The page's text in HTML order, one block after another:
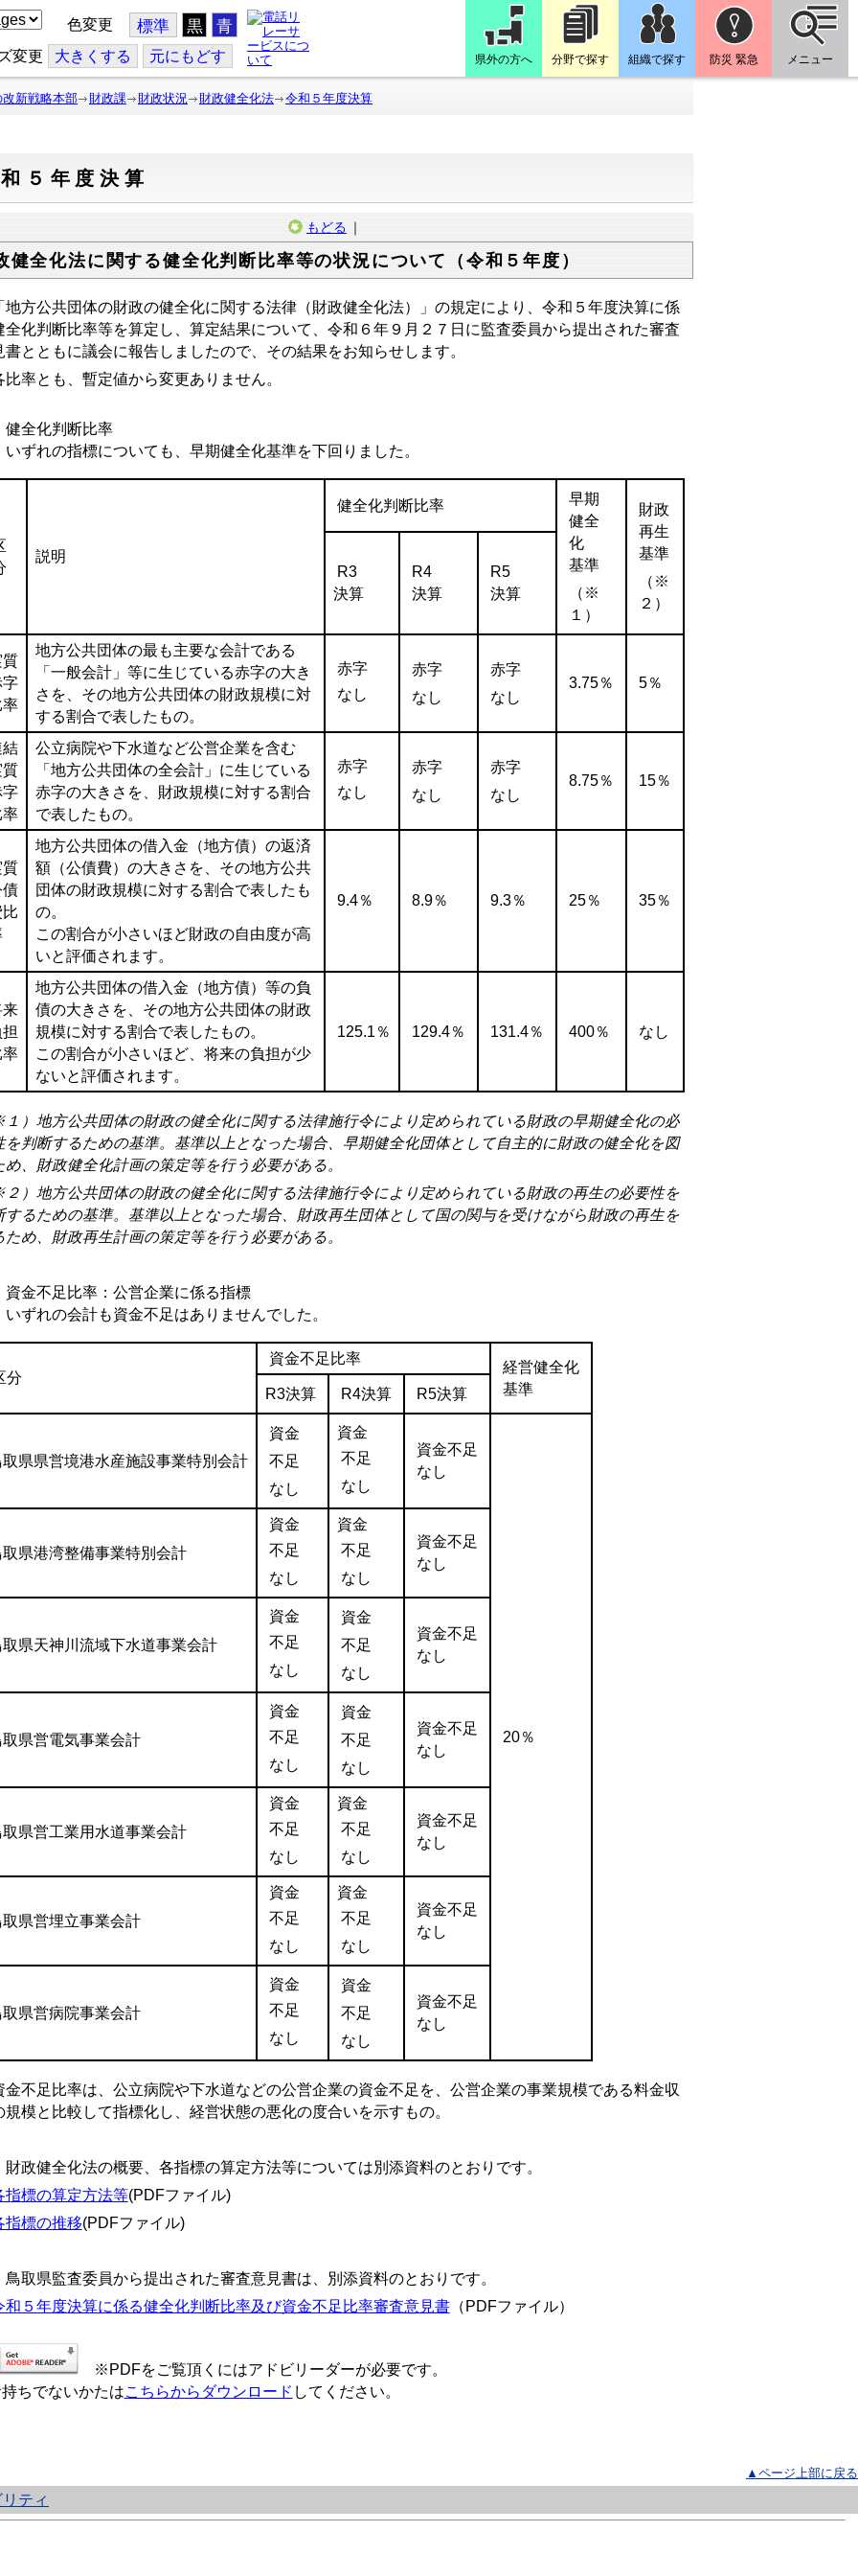
色変更 標準 黒 青
変更 大きくする 元にもどす 県外の方へ 分野で探す 組織で探す 防災 緊急 メニュー
改新戦略本部 財政課 財政状況 財政健全化法 令和５年度決算
５年度決算
もどる ｜
健全化法に関する健全化判断比率等の状況について（令和５年度）
方公共団体の財政の健全化に関する法律（財政健全化法）」の規定により、令和５年度決算に係
全化判断比率等を算定し、算定結果について、令和６年９月２７日に監査委員から提出された審査
書とともに議会に報告しましたので、その結果をお知らせします。
率とも、暫定値から変更ありません。
全化判断比率
れの指標についても、早期健全化基準を下回りました。
説明
健全化判断比率
早期
健全
化
基準
（※
１）
財政
再生
基準
（※
２）
R3
決算
R4
決算
R5
決算
質
字
率
地方公共団体の最も主要な会計である
「一般会計」等に生じている赤字の大き
さを、その地方公共団体の財政規模に対
する割合で表したもの。
赤字
なし
赤字
なし
赤字
なし
3.75％ 5％
結
質
字
率
公立病院や下水道など公営企業を含む
「地方公共団体の全会計」に生じている
赤字の大きさを、財政規模に対する割合
で表したもの。
赤字
なし
赤字
なし
赤字
なし
8.75％ 15％
質
債
地方公共団体の借入金（地方債）の返済
額（公債費）の大きさを、その地方公共
団体の財政規模に対する割合で表したも
の。
この割合が小さいほど財政の自由度が高
いと評価されます。
9.4％ 8.9％ 9.3％ 25％ 35％
来
率
地方公共団体の借入金（地方債）等の負
債の大きさを、その地方公共団体の財政
規模に対する割合で表したもの。
この割合が小さいほど、将来の負担が少
ないと評価されます。
125.1％ 129.4％ 131.4％ 400％ なし
）地方公共団体の財政の健全化に関する法律施行令により定められている財政の早期健全化の必
を判断するための基準。基準以上となった場合、早期健全化団体として自主的に財政の健全化を図
め、財政健全化計画の策定等を行う必要がある。
）地方公共団体の財政の健全化に関する法律施行令により定められている財政の再生の必要性を
するための基準。基準以上となった場合、財政再生団体として国の関与を受けながら財政の再生を
ため、財政再生計画の策定等を行う必要がある。
金不足比率：公営企業に係る指標
れの会計も資金不足はありませんでした。
分
資金不足比率
経営健全化
基準
R3決算 R4決算 R5決算
取県県営境港水産施設事業特別会計
資金
不足
なし
資金
不足
なし
資金不足
なし
20％
取県港湾整備事業特別会計
資金
不足
なし
資金
不足
なし
資金不足
なし
取県天神川流域下水道事業会計
資金
不足
なし
資金
不足
なし
資金不足
なし
取県営電気事業会計
資金
不足
なし
資金
不足
なし
資金不足
なし
取県営工業用水道事業会計
資金
不足
なし
資金
不足
なし
資金不足
なし
取県営埋立事業会計
資金
不足
なし
資金
不足
なし
資金不足
なし
取県営病院事業会計
資金
不足
なし
資金
不足
なし
資金不足
なし
不足比率は、公立病院や下水道などの公営企業の資金不足を、公営企業の事業規模である料金収
規模と比較して指標化し、経営状態の悪化の度合いを示すもの。
政健全化法の概要、各指標の算定方法等については別添資料のとおりです。
指標の算定方法等(PDFファイル)
指標の推移(PDFファイル)
取県監査委員から提出された審査意見書は、別添資料のとおりです。
和５年度決算に係る健全化判断比率及び資金不足比率審査意見書（PDFファイル）
※PDFをご覧頂くにはアドビリーダーが必要です。
ちでないかたはこちらからダウンロード してください。
▲ページ上部に戻る
ティ